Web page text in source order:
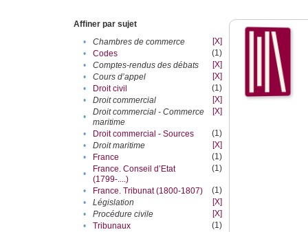
Affiner par sujet
•
Chambres de commerce
[X]
•
Codes
(1)
•
Comptes-rendus des débats
[X]
•
Cours d’appel
[X]
•
Droit civil
(1)
•
Droit commercial
[X]
•
Droit commercial - Commerce
maritime
[X]
• Droit commercial - Sources
(1)
•
Droit maritime
[X]
•
France
(1)
•
France. Conseil d’Etat
(1799-....)
(1)
• France. Tribunat (1800-1807)
(1)
•
Législation
[X]
•
Procédure civile
[X]
•
Tribunaux
(1)